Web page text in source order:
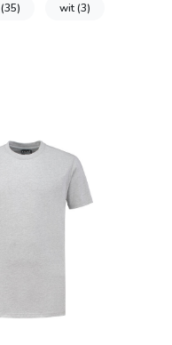
(35) wit(3)